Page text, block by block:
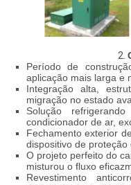
2.
Período de
aplicação mais larga e
Integração alta,
migração no estado
Solução
condicionador de ar,
Fechamento exterior
dispositivo de
O projeto perfeito do
misturou o fluxo
Revestimento